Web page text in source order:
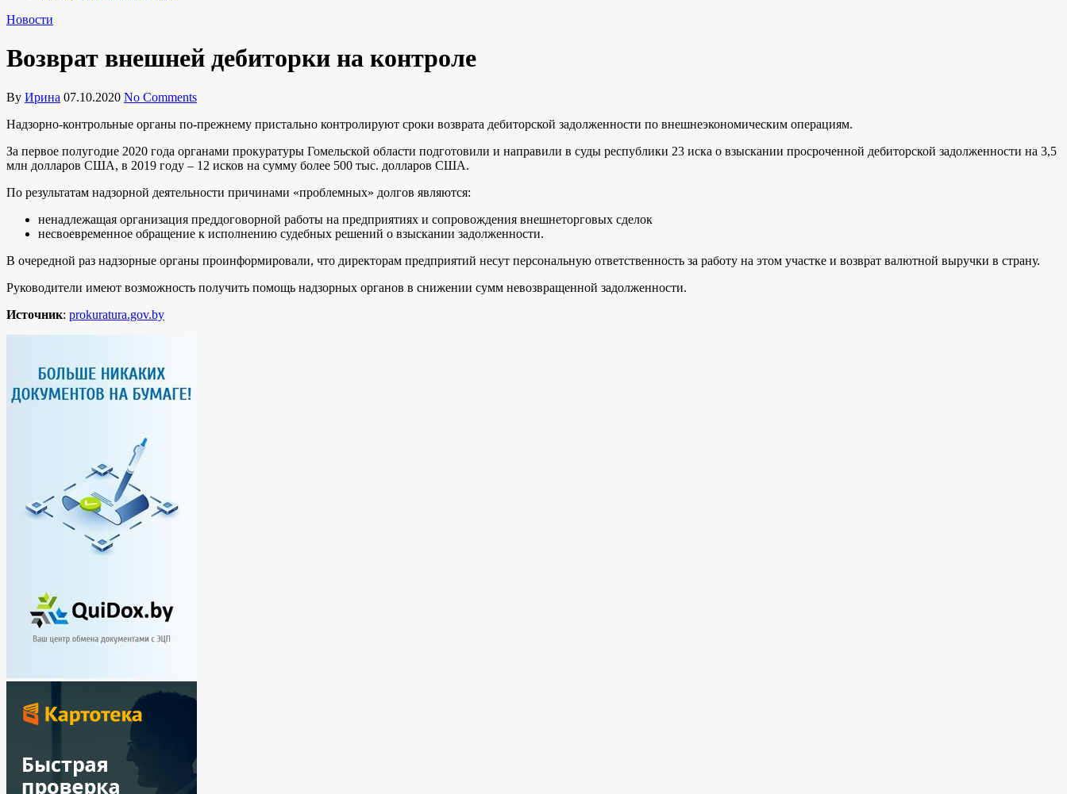
Новости
Возврат внешней дебиторки на контроле
By Ирина 07.10.2020 No Comments
Надзорно-контрольные органы по-прежнему пристально контролируют сроки возврата дебиторской задолженности по внешнеэкономическим операциям.
За первое полугодие 2020 года органами прокуратуры Гомельской области подготовили и направили в суды республики 23 иска о взыскании просроченной дебиторской задолженности на 3,5
млн долларов США, в 2019 году – 12 исков на сумму более 500 тыс. долларов США.
По результатам надзорной деятельности причинами «проблемных» долгов являются:
ненадлежащая организация преддоговорной работы на предприятиях и сопровождения внешнеторговых сделок
несвоевременное обращение к исполнению судебных решений о взыскании задолженности.
В очередной раз надзорные органы проинформировали, что директорам предприятий несут персональную ответственность за работу на этом участке и возврат валютной выручки в страну.
Руководители имеют возможность получить помощь надзорных органов в снижении сумм невозвращенной задолженности.
Источник: prokuratura.gov.by